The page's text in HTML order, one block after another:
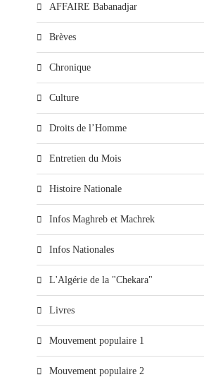
AFFAIRE Babanadjar
Brèves
Chronique
Culture
Droits de l’Homme
Entretien du Mois
Histoire Nationale
Infos Maghreb et Machrek
Infos Nationales
L'Algérie de la "Chekara"
Livres
Mouvement populaire 1
Mouvement populaire 2